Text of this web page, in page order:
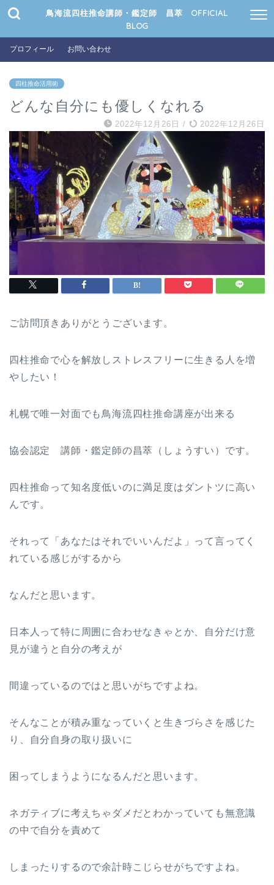
鳥海流四柱推命講師・鑑定師 昌萃 OFFICIAL
BLOG
プロフィール お問い合わせ
四柱推命活用術
どんな自分にも優しくなれる
2022年12月26日 / 2022年12月26日
ご訪問頂きありがとうございます。
四柱推命で心を解放しストレスフリーに生きる人を増
やしたい！
札幌で唯一対面でも鳥海流四柱推命講座が出来る
協会認定 講師・鑑定師の昌萃（しょうすい）です。
四柱推命って知名度低いのに満足度はダントツに高い
んです。
それって「あなたはそれでいいんだよ」って言ってく
れている感じがするから
なんだと思います。
日本人って特に周囲に合わせなきゃとか、自分だけ意
見が違うと自分の考えが
間違っているのではと思いがちですよね。
そんなことが積み重なっていくと生きづらさを感じた
り、自分自身の取り扱いに
困ってしまうようになるんだと思います。
ネガティブに考えちゃダメだとわかっていても無意識
の中で自分を責めて
しまったりするので余計時こじらせがちですよね。